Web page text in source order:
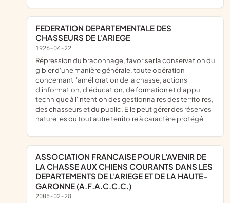
FEDERATION DEPARTEMENTALE DES
CHASSEURS DE L'ARIEGE
1926-04-22
répression du braconnage, favoriser la conservation du
gibier d'une manière générale, toute opération
concernant l'amélioration de la chasse, actions
d'information, d'éducation, de formation et d'appui
technique à l'intention des gestionnaires des territoires,
des chasseurs et du public. Elle peut gérer des réserves
naturelles ou tout autre territoire à caractère protégé
ASSOCIATION FRANCAISE POUR L'AVENIR DE
LA CHASSE AUX CHIENS COURANTS DANS LES
DEPARTEMENTS DE L'ARIEGE ET DE LA HAUTE-
GARONNE (A.F.A.C.C.C.)
2005-02-28